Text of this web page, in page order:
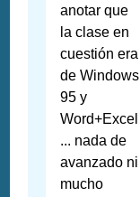
anotar que
la clase en
cuestión era
de Windows
95 y
Word+Excel
... nada de
avanzado ni
mucho